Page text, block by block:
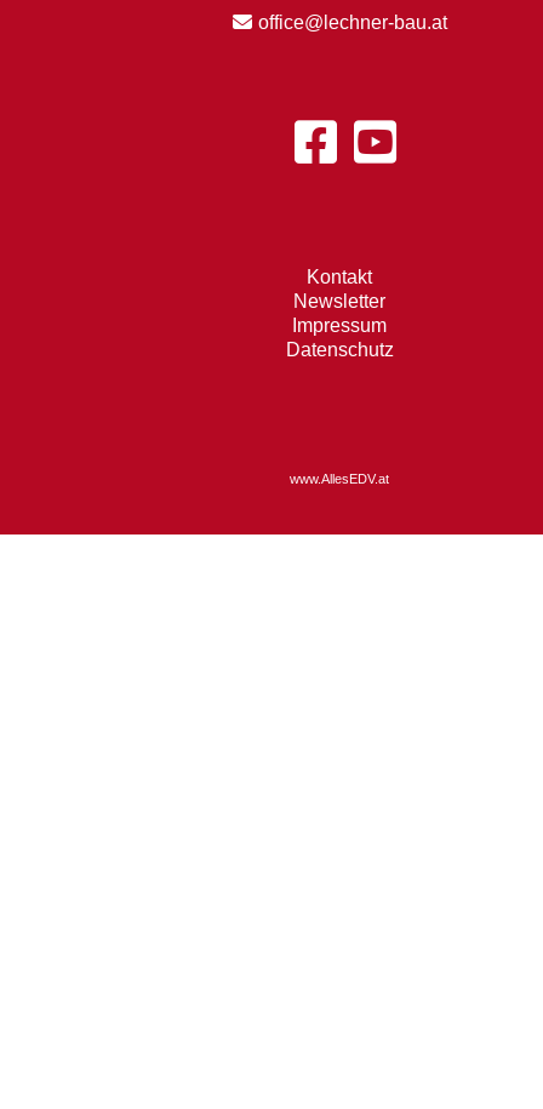
office@lechner-bau.at
Kontakt
Newsletter
Impressum
Datenschutz
www.AllesEDV.at